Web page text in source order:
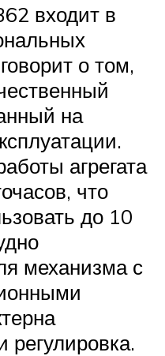
входит в
о том,
на
агрегата
что
до 10
механизма с
регулировка.